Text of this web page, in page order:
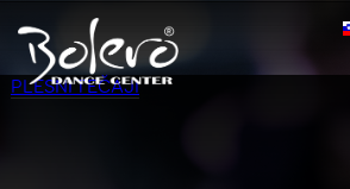
PLESNI TEČAJI